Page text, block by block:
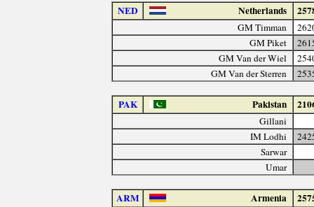
NED Netherlands
GM Timman
GM Piket
GM Van der Wiel
GM Van der Sterren
PAK Pakistan
Gillani
IM Lodhi
Sarwar
Umar
ARM Armenia